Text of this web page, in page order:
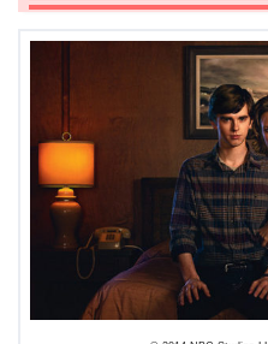
＼＼31日間無料!!
今すぐ無料で